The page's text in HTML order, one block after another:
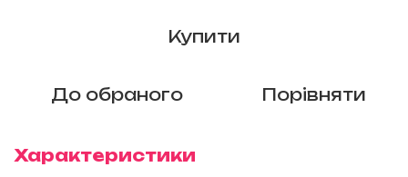
Купити
До обраного Порівняти
Характеристики